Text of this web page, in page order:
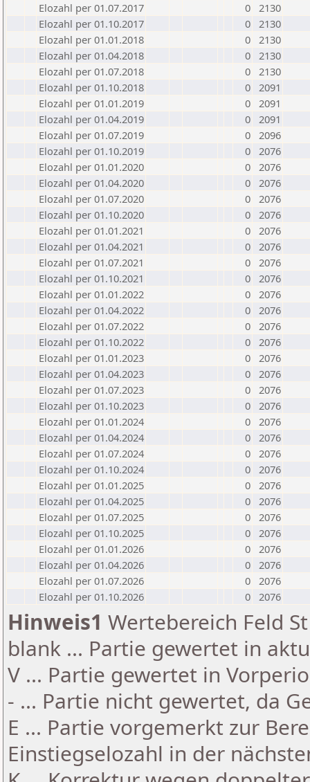
Elozahl per 01.07.2017
0 2130
Elozahl per 01.10.2017
0 2130
Elozahl per 01.01.2018
0 2130
Elozahl per 01.04.2018
0 2130
Elozahl per 01.07.2018
0 2130
Elozahl per 01.10.2018
0 2091
Elozahl per 01.01.2019
0 2091
Elozahl per 01.04.2019
0 2091
Elozahl per 01.07.2019
0 2096
Elozahl per 01.10.2019
0 2076
Elozahl per 01.01.2020
0 2076
Elozahl per 01.04.2020
0 2076
Elozahl per 01.07.2020
0 2076
Elozahl per 01.10.2020
0 2076
Elozahl per 01.01.2021
0 2076
Elozahl per 01.04.2021
0 2076
Elozahl per 01.07.2021
0 2076
Elozahl per 01.10.2021
0 2076
Elozahl per 01.01.2022
0 2076
Elozahl per 01.04.2022
0 2076
Elozahl per 01.07.2022
0 2076
Elozahl per 01.10.2022
0 2076
Elozahl per 01.01.2023
0 2076
Elozahl per 01.04.2023
0 2076
Elozahl per 01.07.2023
0 2076
Elozahl per 01.10.2023
0 2076
Elozahl per 01.01.2024
0 2076
Elozahl per 01.04.2024
0 2076
Elozahl per 01.07.2024
0 2076
Elozahl per 01.10.2024
0 2076
Elozahl per 01.01.2025
0 2076
Elozahl per 01.04.2025
0 2076
Elozahl per 01.07.2025
0 2076
Elozahl per 01.10.2025
0 2076
Elozahl per 01.01.2026
0 2076
Elozahl per 01.04.2026
0 2076
Elozahl per 01.07.2026
0 2076
Elozahl per 01.10.2026
0 2076
Hinweis1 Wertebereich Feld
blank ... Partie gewertet in
V ... Partie gewertet in
- ... Partie nicht gewertet, da
E ... Partie vorgemerkt zur
Einstiegselozahl in der